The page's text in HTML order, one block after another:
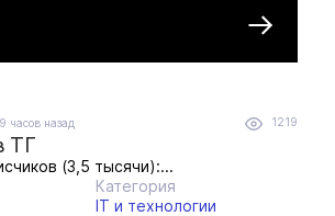
часов назад 1219
ТГ
(3,5 тысячи):...
Категория
IT и технологии